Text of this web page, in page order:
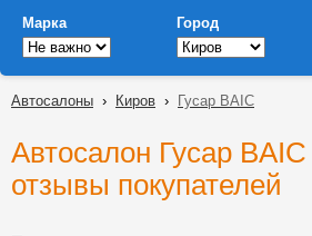
Марка Город
Автосалоны › Киров › Гусар BAIC
Автосалон Гусар
отзывы покупателей